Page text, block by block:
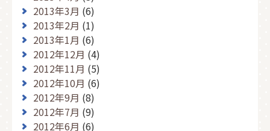
2013年3月 (6)
2013年2月 (1)
2013年1月 (6)
2012年12月 (4)
2012年11月 (5)
2012年10月 (6)
2012年9月 (8)
2012年7月 (9)
2012年6月 (6)